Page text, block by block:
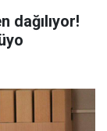
dağılıyor!